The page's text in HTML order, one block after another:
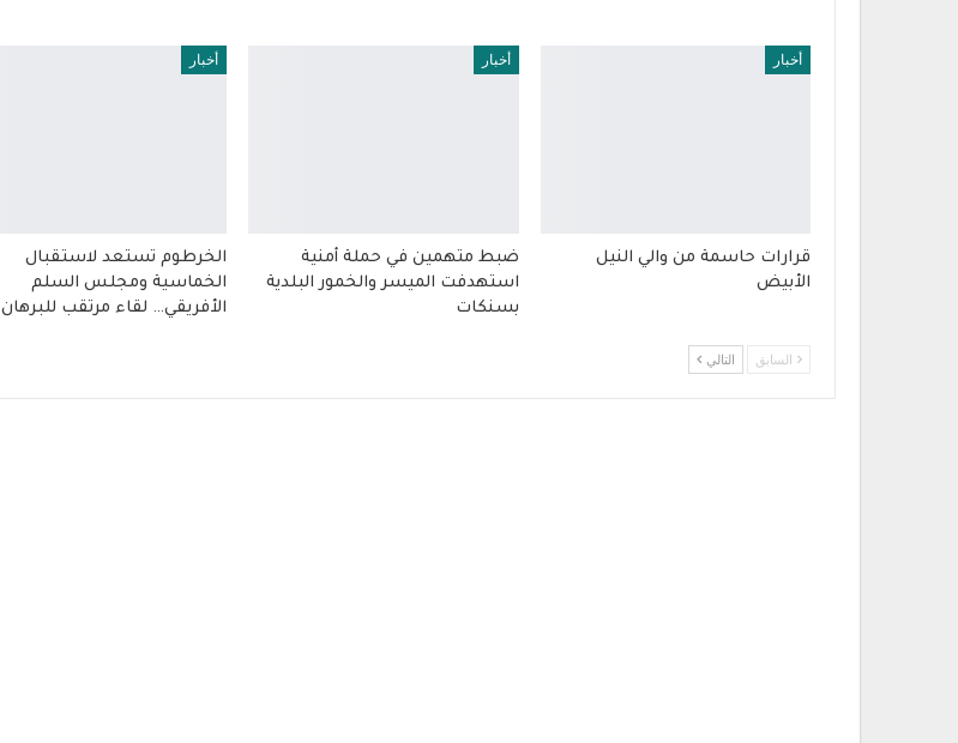
أخبار
قرارات حاسمة من والي النيل
الأبيض
أخبار
ضبط متهمين في حملة أمنية
استهدفت الميسر والخمور البلدية
بسنكات
أخبار
الخرطوم تستعد لاستقبال
الخماسية ومجلس السلم
الأفريقي… لقاء مرتقب للبرهان
السابق التالي